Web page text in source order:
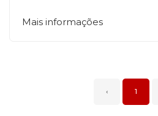
Mais informações
‹ 1